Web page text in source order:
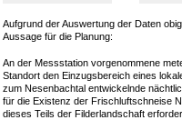
Aufgrund der Auswertung der Daten
Aussage für die Planung:
An der Messstation vorgenommene
Standort den Einzugsbereich eines
zum Nesenbachtal entwickelnde
für die Existenz der Frischluftschneise
dieses Teils der Filderlandschaft